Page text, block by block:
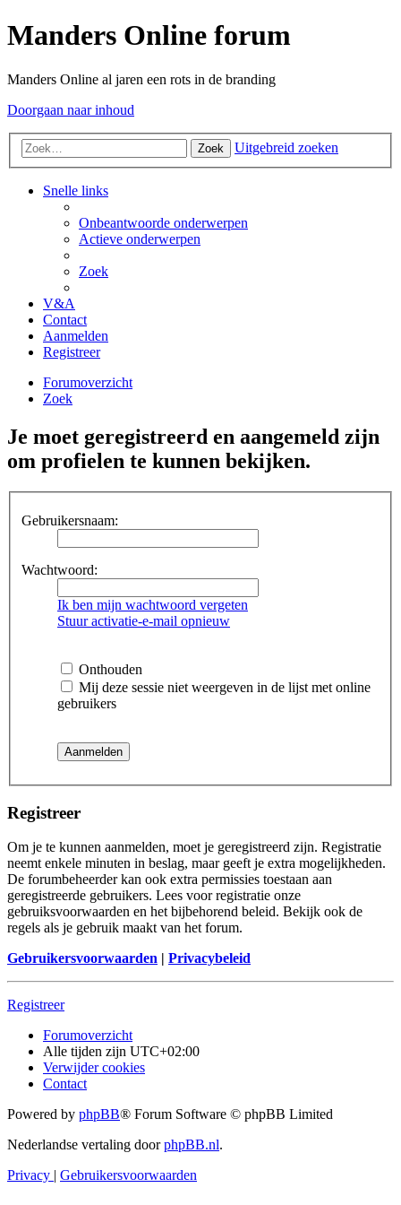
Manders Online forum
Manders Online al jaren een rots in de branding
Doorgaan naar inhoud
Zoek Uitgebreid zoeken
Snelle links
Onbeantwoorde onderwerpen
Actieve onderwerpen
Zoek
V&A
Contact
Aanmelden
Registreer
Forumoverzicht
Zoek
Je moet geregistreerd en aangemeld zijn
om profielen te kunnen bekijken.
Gebruikersnaam:
Wachtwoord:
Ik ben mijn wachtwoord vergeten
Stuur activatie-e-mail opnieuw
Onthouden
Mij deze sessie niet weergeven in de lijst met online
gebruikers
Registreer
Om je te kunnen aanmelden, moet je geregistreerd zijn. Registratie
neemt enkele minuten in beslag, maar geeft je extra mogelijkheden.
De forumbeheerder kan ook extra permissies toestaan aan
geregistreerde gebruikers. Lees voor registratie onze
gebruiksvoorwaarden en het bijbehorend beleid. Bekijk ook de
regels als je gebruik maakt van het forum.
Gebruikersvoorwaarden | Privacybeleid
Registreer
Forumoverzicht
Alle tijden zijn UTC+02:00
Verwijder cookies
Contact
Powered by phpBB® Forum Software © phpBB Limited
Nederlandse vertaling doorphpBB.nl.
Privacy | Gebruikersvoorwaarden